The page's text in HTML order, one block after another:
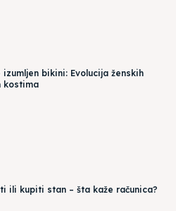
izumljen bikini: Evolucija ženskih
kostima
ili kupiti stan – šta kaže računica?